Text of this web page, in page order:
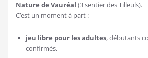
Nature de Vauréal (3 sentier des Tilleuls).
C’est un moment à part :
jeu libre pour les adultes, débutants
confirmés,